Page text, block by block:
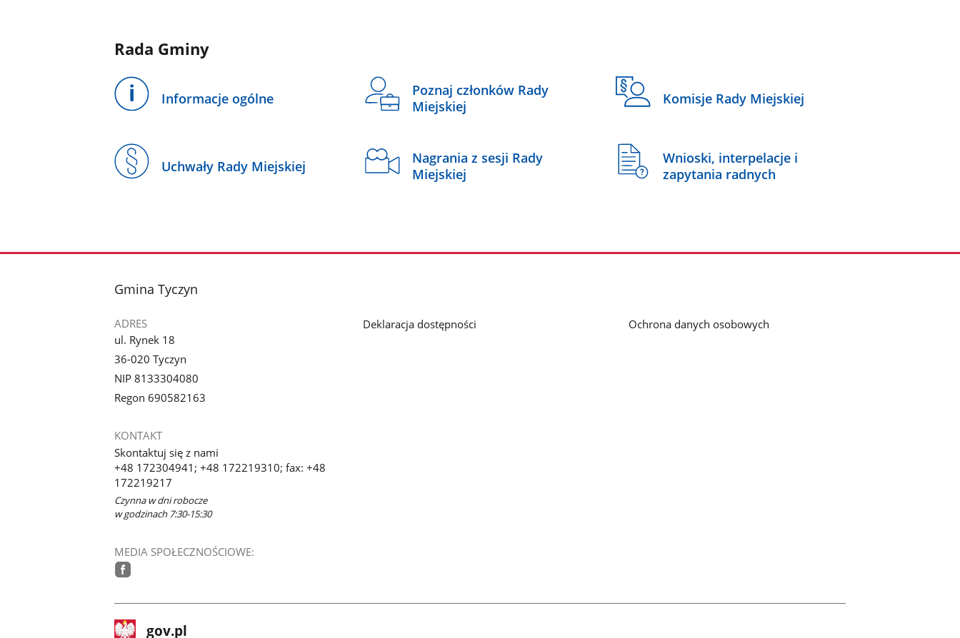
Rada Gminy
Informacje ogólne
Poznaj członków Rady
Miejskiej
Komisje Rady Miejskiej
Uchwały Rady Miejskiej
Nagrania z sesji Rady
Miejskiej
Wnioski, interpelacje i
zapytania radnych
stopka
Gmina Tyczyn
ADRES
ul. Rynek 18
36-020 Tyczyn
NIP 8133304080
Regon 690582163
KONTAKT
Skontaktuj się z nami
+48 172304941; +48 172219310; fax: +48
172219217
Czynna w dni robocze
w godzinach 7:30-15:30
MEDIA SPOŁECZNOŚCIOWE:
Deklaracja dostępności Ochrona danych osobowych
stopkaStrona
gov.pl